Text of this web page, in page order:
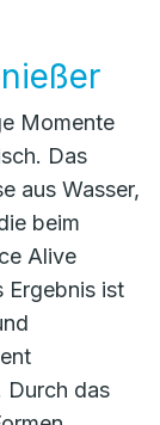
Momente
Das
aus Wasser,
beim
Alive
Ergebnis ist
Durch das